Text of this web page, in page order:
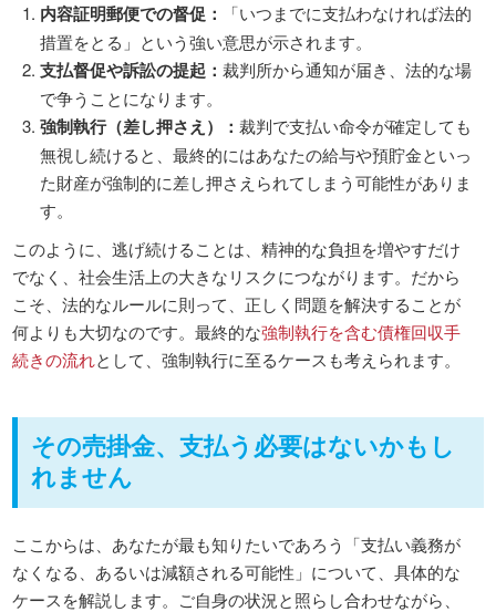
内容証明郵便での督促：
「いつまでに支払わなければ法的
措置をとる」という強い意思が示されます。
支払督促や訴訟の提起：裁判所から通知が届き、法的な場
で争うことになります。
強制執行（差し押さえ）：裁判で支払い命令が確定しても
無視し続けると、最終的にはあなたの給与や預貯金といっ
た財産が強制的に差し押さえられてしまう可能性がありま
す。
このように、逃げ続けることは、精神的な負担を増やすだけ
でなく、社会生活上の大きなリスクにつながります。だから
こそ、法的なルールに則って、正しく問題を解決することが
何よりも大切なのです。最終的な強制執行を含む債権回収手
続きの流れとして、強制執行に至るケースも考えられます。
その売掛金、支払う必要はないかもし
れません
ここからは、あなたが最も知りたいであろう「支払い義務が
なくなる、あるいは減額される可能性」について、具体的な
ケースを解説します。ご自身の状況と照らし合わせながら、